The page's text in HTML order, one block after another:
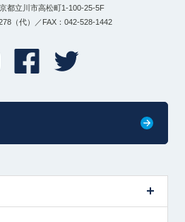
都立川市高松町1-100-25-5F
（代）／FAX：042-528-1442